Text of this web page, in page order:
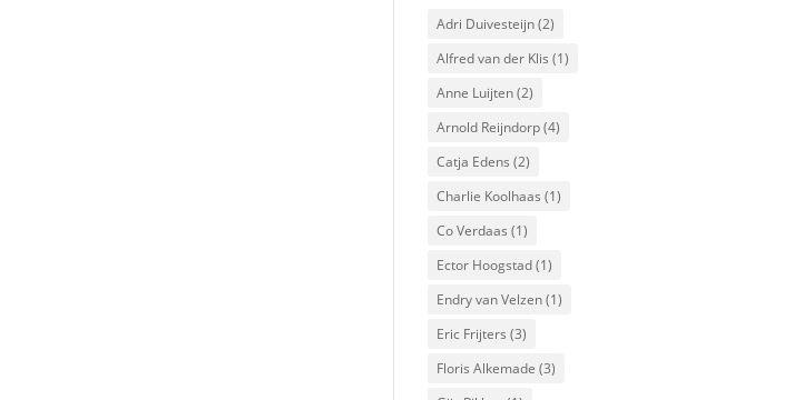
Adri Duivesteijn(2)
Alfred van der Klis (1)
Anne Luijten(2)
Arnold Reijndorp(4)
Catja Edens (2)
Charlie Koolhaas (1)
Co Verdaas (1)
Ector Hoogstad(1)
Endry van Velzen(1)
Eric Frijters (3)
Floris Alkemade (3)